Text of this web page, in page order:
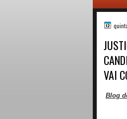
VAI
Blog